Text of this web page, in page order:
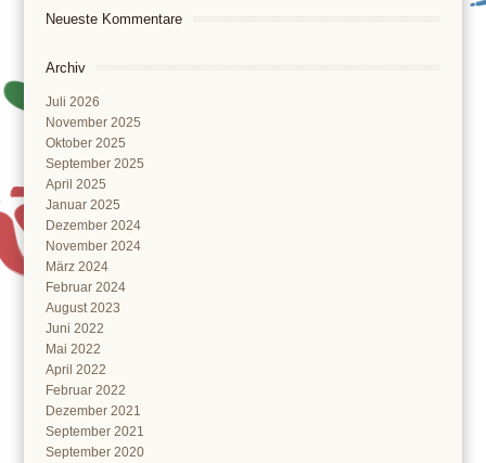
Neueste Kommentare
Archiv
Juli 2026
November 2025
Oktober 2025
September 2025
April 2025
Januar 2025
Dezember 2024
November 2024
März 2024
Februar 2024
August 2023
Juni 2022
Mai 2022
April 2022
Februar 2022
Dezember 2021
September 2021
September 2020